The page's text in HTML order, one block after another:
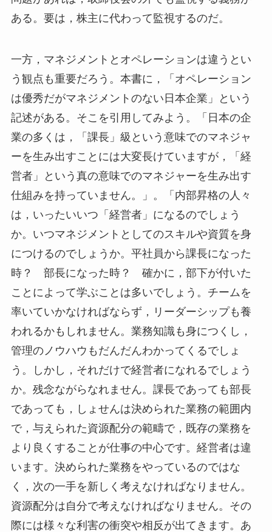
ある。要は，株主に代わって監視するのだ。
一方，マネジメントとオペレーションは違うとい
う観点も重要だろう。本書に，「オペレーション
は優秀だがマネジメントのない日本企業」という
記述がある。そこを引用してみよう。「日本の企
業の多くは，「課長」級という意味でのマネジャ
ーを生み出すことには大変長けていますが，「経
営者」という真の意味でのマネジャーを生み出す
仕組みを持っていません。」。「内部昇格の人々
は，いったいいつ「経営者」になるのでしょう
か。いつマネジメントとしてのスキルや資質を身
につけるのでしょうか。平社員から課長になった
時？ 部長になった時？ 確かに，部下が付いた
ことによって学ぶことは多いでしょう。チームを
率いていかなければならず，リーダーシップも養
われるかもしれません。業務知識も身につくし，
管理のノウハウもだんだんわかってくるでしょ
う。しかし，それだけで経営者になれるでしょう
か。残念ながらなれません。課長であっても部長
であっても，しょせんは決められた業務の範囲内
で，与えられた資源配分の範疇で，既存の業務を
より良くすることが仕事の中心です。経営者は違
います。決められた業務をやっているのではな
く，次の一手を新しく考えなければなりません。
資源配分は自分で考えなければなりません。その
際には様々な利害の衝突や相反が出てきます。あ